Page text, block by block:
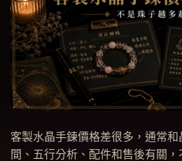
客製水晶手鍊價格差很多，通常
間、五行分析、配件和售後有關，